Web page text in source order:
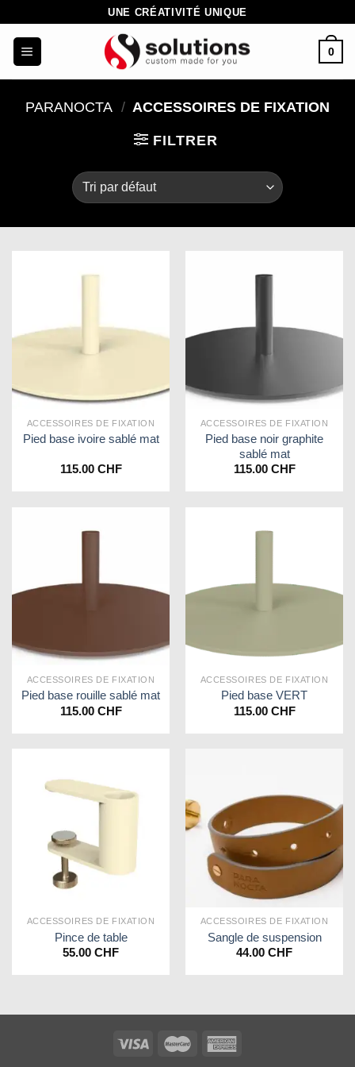
contenu
UNE CRÉATIVITÉ UNIQUE
0
PARANOCTA / ACCESSOIRES DE FIXATION
FILTRER
ACCESSOIRES DE FIXATION
Pied base ivoire sablé mat
115.00 CHF
ACCESSOIRES DE FIXATION
Pied base noir graphite
sablé mat
115.00 CHF
ACCESSOIRES DE FIXATION
Pied base rouille sablé mat
115.00 CHF
ACCESSOIRES DE FIXATION
Pied base VERT
115.00 CHF
ACCESSOIRES DE FIXATION
Pince de table
55.00 CHF
ACCESSOIRES DE FIXATION
Sangle de suspension
44.00 CHF